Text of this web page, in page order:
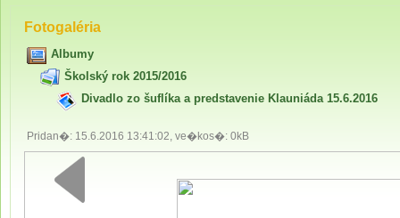
informácie
Fotogaléria
Albumy
Školský rok 2015/2016
Divadlo zo šuflíka a predstavenie Klauniáda 15.6.2016
Pridan�: 15.6.2016 13:41:02, ve�kos�: 0kB